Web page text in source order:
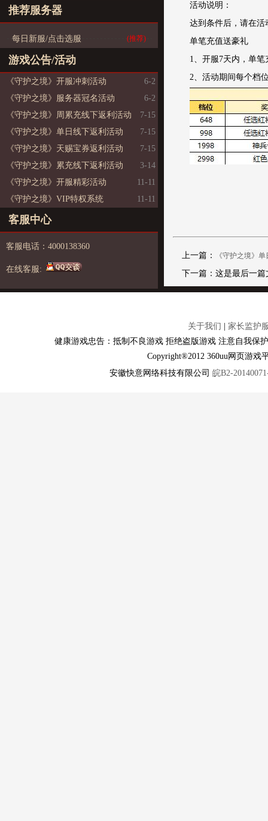
推荐服务器
每日新服/点击选服 (推荐)
游戏公告/活动
《守护之境》开服冲刺活动
6-2
《守护之境》服务器冠名活动
6-2
《守护之境》周累充线下返利活动
7-15
《守护之境》单日线下返利活动
7-15
《守护之境》天赐宝券返利活动
7-15
《守护之境》累充线下返利活动
3-14
《守护之境》开服精彩活动
11-11
《守护之境》VIP特权系统
11-11
客服中心
客服电话：4000138360
在线客服:
活动说明：
达到条件后，请在活
单笔充值送豪礼
1、开服7天内，单
2、活动期间每个档
上一篇： 《守护之境》
下一篇：这是最后一篇
关于我们
家长监护
健康游戏忠告：抵制不良游戏 拒绝盗版游戏 注意自我保
Copyright®2012 360uu网页游
安徽快意网络科技有限公司 皖B2-